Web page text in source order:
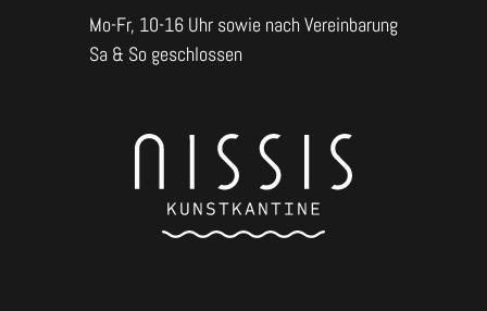
Mo-Fr, 10-16 Uhr sowie nach Vereinbarung
Sa & So geschlossen